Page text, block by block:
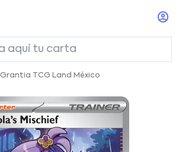
Grantia TCG Land México